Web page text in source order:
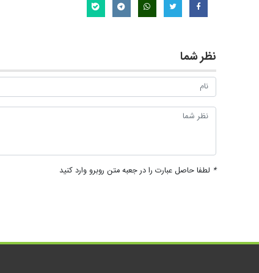
نظر شما
* لطفا حاصل عبارت را در جعبه متن روبرو وارد کنید